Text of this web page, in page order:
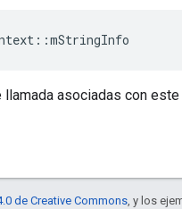
::mStringInfo
asociadas con este
de Creative Commons, y los